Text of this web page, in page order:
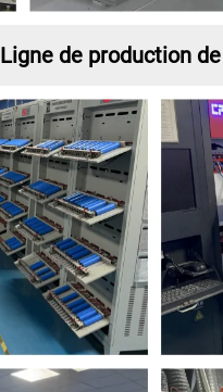
Ligne de production